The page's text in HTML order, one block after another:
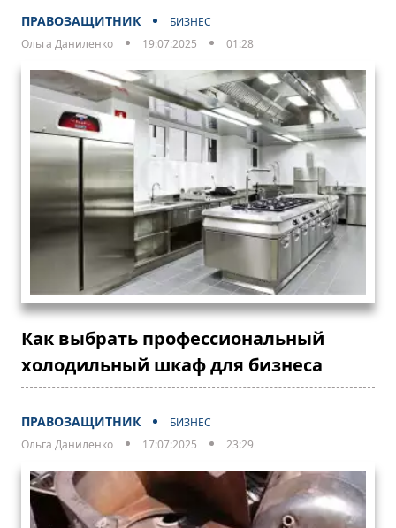
ПРАВОЗАЩИТНИК
БИЗНЕС
Ольга Даниленко
19:07:2025 01:28
Как выбрать профессиональный
холодильный шкаф для бизнеса
ПРАВОЗАЩИТНИК
БИЗНЕС
Ольга Даниленко
17:07:2025 23:29